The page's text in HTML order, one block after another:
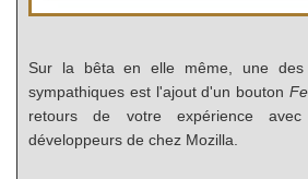
Sur la bêta en elle même, une des
sympathiques est l'ajout d'un bouton
retours de votre expérience
développeurs de chez Mozilla.